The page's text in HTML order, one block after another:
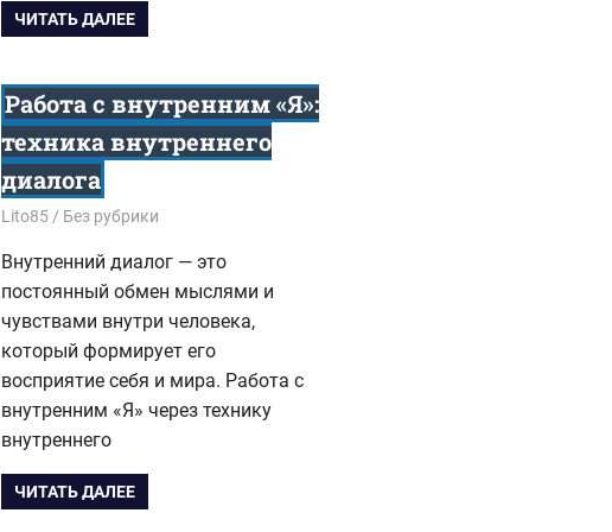
ЧИТАТЬ ДАЛЕЕ
Работа с внутренним «Я»:
техника внутреннего
диалога
24.08.2025
Lito85 Без рубрики
Внутренний диалог — это
постоянный обмен мыслями и
чувствами внутри человека,
который формирует его
восприятие себя и мира. Работа с
внутренним «Я» через технику
внутреннего
ЧИТАТЬ ДАЛЕЕ